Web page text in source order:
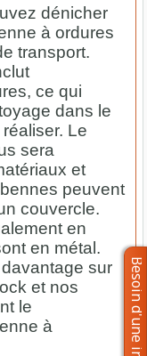
dénicher
à ordures
transport.
ce qui
dans le
Le
sera
et
peuvent
couvercle.
en
en métal.
sur
et nos
le
à